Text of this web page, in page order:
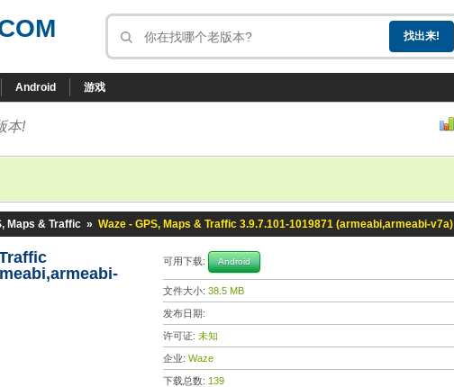
Android 游戏
本!
Maps & Traffic » Waze - GPS, Maps & Traffic 3.9.7.101-1019871 (armeabi,armeabi-v7a)
可用下载: Android
文件大小: 38.5 MB
发布日期:
许可证: 未知
企业: Waze
下载总数: 139